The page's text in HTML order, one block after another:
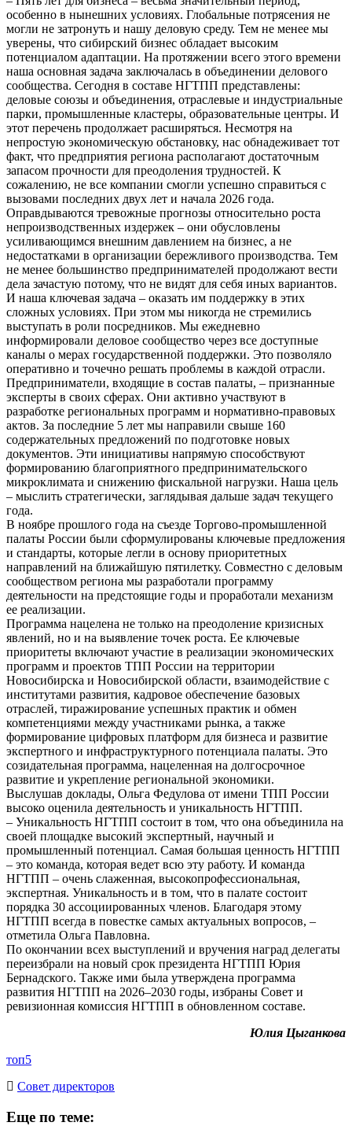
особенно в нынешних условиях. Глобальные потрясения не
могли не затронуть и нашу деловую среду. Тем не менее мы
уверены, что сибирский бизнес обладает высоким
потенциалом адаптации. На протяжении всего этого времени
наша основная задача заключалась в объединении делового
сообщества. Сегодня в составе НГТПП представлены:
деловые союзы и объединения, отраслевые и индустриальные
парки, промышленные кластеры, образовательные центры. И
этот перечень продолжает расширяться. Несмотря на
непростую экономическую обстановку, нас обнадеживает тот
факт, что предприятия региона располагают достаточным
запасом прочности для преодоления трудностей. К
сожалению, не все компании смогли успешно справиться с
вызовами последних двух лет и начала 2026 года.
Оправдываются тревожные прогнозы относительно роста
непроизводственных издержек – они обусловлены
усиливающимся внешним давлением на бизнес, а не
недостатками в организации бережливого производства. Тем
не менее большинство предпринимателей продолжают вести
дела зачастую потому, что не видят для себя иных вариантов.
И наша ключевая задача – оказать им поддержку в этих
сложных условиях. При этом мы никогда не стремились
выступать в роли посредников. Мы ежедневно
информировали деловое сообщество через все доступные
каналы о мерах государственной поддержки. Это позволяло
оперативно и точечно решать проблемы в каждой отрасли.
Предприниматели, входящие в состав палаты, – признанные
эксперты в своих сферах. Они активно участвуют в
разработке региональных программ и нормативно‑правовых
актов. За последние 5 лет мы направили свыше 160
содержательных предложений по подготовке новых
документов. Эти инициативы напрямую способствуют
формированию благоприятного предпринимательского
микроклимата и снижению фискальной нагрузки. Наша цель
– мыслить стратегически, заглядывая дальше задач текущего
года.
В ноябре прошлого года на съезде Торгово‑промышленной
палаты России были сформулированы ключевые предложения
и стандарты, которые легли в основу приоритетных
направлений на ближайшую пятилетку. Совместно с деловым
сообществом региона мы разработали программу
деятельности на предстоящие годы и проработали механизм
ее реализации.
Программа нацелена не только на преодоление кризисных
явлений, но и на выявление точек роста. Ее ключевые
приоритеты включают участие в реализации экономических
программ и проектов ТПП России на территории
Новосибирска и Новосибирской области, взаимодействие с
институтами развития, кадровое обеспечение базовых
отраслей, тиражирование успешных практик и обмен
компетенциями между участниками рынка, а также
формирование цифровых платформ для бизнеса и развитие
экспертного и инфраструктурного потенциала палаты. Это
созидательная программа, нацеленная на долгосрочное
развитие и укрепление региональной экономики.
Выслушав доклады, Ольга Федулова от имени ТПП России
высоко оценила деятельность и уникальность НГТПП.
– Уникальность НГТПП состоит в том, что она объединила на
своей площадке высокий экспертный, научный и
промышленный потенциал. Самая большая ценность НГТПП
– это команда, которая ведет всю эту работу. И команда
НГТПП – очень слаженная, высокопрофессиональная,
экспертная. Уникальность и в том, что в палате состоит
порядка 30 ассоциированных членов. Благодаря этому
НГТПП всегда в повестке самых актуальных вопросов, –
отметила Ольга Павловна.
По окончании всех выступлений и вручения наград делегаты
переизбрали на новый срок президента НГТПП Юрия
Бернадского. Также ими была утверждена программа
развития НГТПП на 2026–2030 годы, избраны Совет и
ревизионная комиссия НГТПП в обновленном составе.
Юлия Цыганкова
топ5
Cовет директоров
Еще по теме: